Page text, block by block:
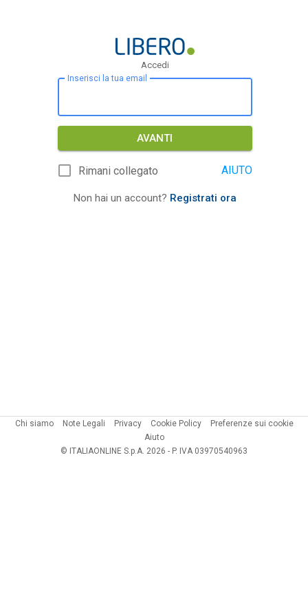
Accedi
Inserisci la tua email
AVANTI
Rimani collegato AIUTO
Non hai un account? Registrati ora
Chi siamo Note Legali Privacy Cookie Policy
Preferenze sui cookie
Aiuto
© ITALIAONLINE S.p.A. 2026 - P. IVA 03970540963